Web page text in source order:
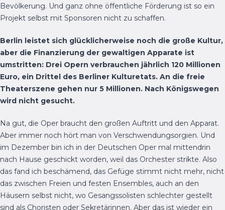
Bevölkerung. Und ganz ohne öffentliche Förderung ist so ein
Projekt selbst mit Sponsoren nicht zu schaffen.
Berlin leistet sich glücklicherweise noch die große Kultur,
aber die Finanzierung der gewaltigen Apparate ist
umstritten: Drei Opern verbrauchen jährlich 120 Millionen
Euro, ein Drittel des Berliner Kulturetats. An die freie
Theaterszene gehen nur 5 Millionen. Nach Königswegen
wird nicht gesucht.
Na gut, die Oper braucht den großen Auftritt und den Apparat.
Aber immer noch hört man von Verschwendungsorgien. Und
im Dezember bin ich in der Deutschen Oper mal mittendrin
nach Hause geschickt worden, weil das Orchester strikte. Also
das fand ich beschämend, das Gefüge stimmt nicht mehr, nicht
das zwischen Freien und festen Ensembles, auch an den
Häusern selbst nicht, wo Gesangssolisten schlechter gestellt
sind als Choristen oder Sekretärinnen. Aber das ist wieder ein